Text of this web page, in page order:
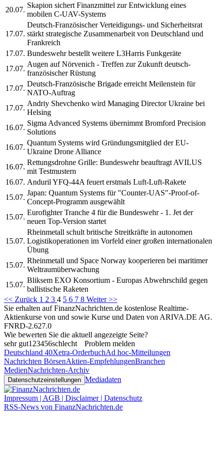
20.07.
Skapion sichert Finanzmittel zur Entwicklung eines
mobilen C-UAV-Systems
17.07.
Deutsch-Französischer Verteidigungs- und Sicherheitsrat
stärkt strategische Zusammenarbeit von Deutschland und
Frankreich
17.07. Bundeswehr bestellt weitere L3Harris Funkgeräte
17.07.
Augen auf Nörvenich - Treffen zur Zukunft deutsch-
französischer Rüstung
17.07.
Deutsch-Französische Brigade erreicht Meilenstein für
NATO-Auftrag
17.07.
Andriy Shevchenko wird Managing Director Ukraine bei
Helsing
16.07.
Sigma Advanced Systems übernimmt Bromford Precision
Solutions
16.07.
Quantum Systems wird Gründungsmitglied der EU-
Ukraine Drone Alliance
16.07.
Rettungsdrohne Grille: Bundeswehr beauftragt AVILUS
mit Testmustern
16.07. Anduril YFQ-44A feuert erstmals Luft-Luft-Rakete
15.07.
Japan: Quantum Systems für "Counter-UAS"-Proof-of-
Concept-Programm ausgewählt
15.07.
Eurofighter Tranche 4 für die Bundeswehr - 1. Jet der
neuen Top-Version startet
15.07.
Rheinmetall schult britische Streitkräfte in autonomen
Logistikoperationen im Vorfeld einer großen internationalen
Übung
15.07.
Rheinmetall und Space Norway kooperieren bei maritimer
Weltraumüberwachung
15.07.
Bliksem EXO Konsortium - Europas Abwehrschild gegen
ballistische Raketen
<< Zurück 1 2 3 4 5 6 7 8 Weiter >>
Sie erhalten auf FinanzNachrichten.de kostenlose Realtime-
Aktienkurse von und sowie Kurse und Daten von ARIVA.DE AG.
FNRD-2.627.0
Wie bewerten Sie die aktuell angezeigte Seite?
sehr gut1 23456schlecht
Problem melden
Deutschland 40Xetra-OrderbuchAd hoc-Mitteilungen
Nachrichten BörsenAktien-EmpfehlungenBranchen
MedienNachrichten-Archiv
Datenschutzeinstellungen Mediadaten
Impressum | AGB | Disclaimer | Datenschutz
RSS-News von FinanzNachrichten.de